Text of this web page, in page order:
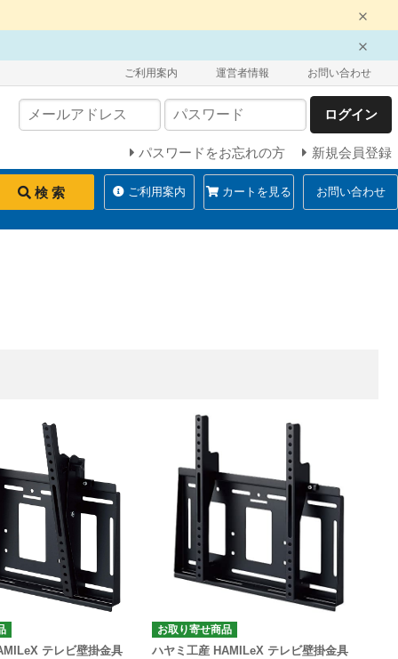
ご利用案内 運営者情報 お問い合わせ
ログイン
パスワードをお忘れの方 新規会員登録
検 索 ご利用案内 カートを見る お問い合わせ
テレビ壁掛金具
お取り寄せ商品
ハヤミ工産 HAMILeX テレビ壁掛金具